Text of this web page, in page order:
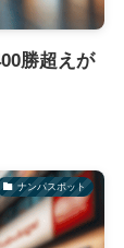
勝超えが
ナンパスポット